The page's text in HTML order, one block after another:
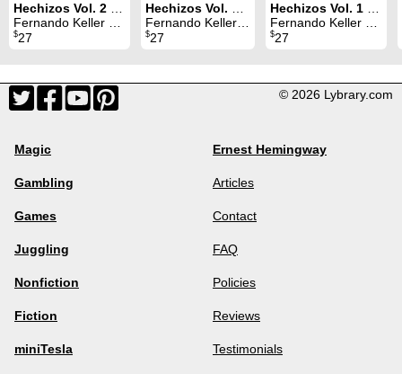
Hechizos Vol. 2 (2019)
Fernando Keller & Juan Pablo Gómez
$27
Hechizos Vol. 3 (2020)
Fernando Keller & Juan Pablo Gómez
$27
Hechizos Vol. 1 (2018)
Fernando Keller & Juan Pablo Gómez
$27
© 2026 Lybrary.com
Magic
Gambling
Games
Juggling
Nonfiction
Fiction
miniTesla
Ernest Hemingway
Articles
Contact
FAQ
Policies
Reviews
Testimonials